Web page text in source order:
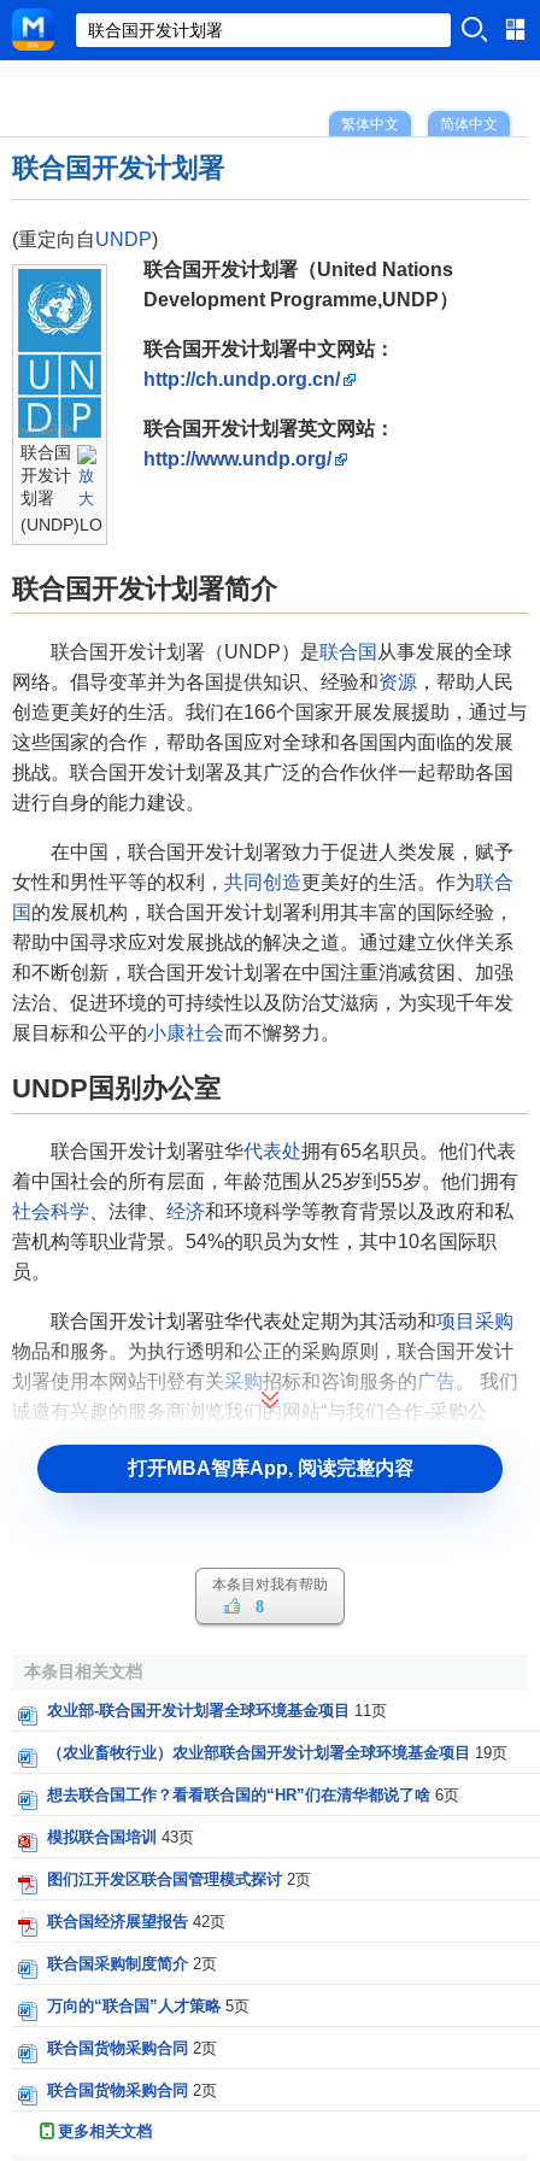
简体中文
繁体中文
联合国开发计划署
(重定向自UNDP)
联合国
开发计
划署
(UNDP)LOGO
联合国开发计划署（United Nations
Development Programme,UNDP）
联合国开发计划署中文网站：
http://ch.undp.org.cn/
联合国开发计划署英文网站：
http://www.undp.org/
联合国开发计划署简介
联合国开发计划署（UNDP）是联合国 从事发展的全球
网络。倡导变革并为各国提供知识、经验和资源 ，帮助人民
创造更美好的生活。我们在166个国家开展发展援助，通过与
这些国家的合作，帮助各国应对全球和各国国内面临的发展
挑战。联合国开发计划署及其广泛的合作伙伴一起帮助各国
进行自身的能力建设。
在中国，联合国开发计划署致力于促进人类发展，赋予
女性和男性平等的权利， 共同创造更美好的生活。作为联合
国 的发展机构，联合国开发计划署利用其丰富的国际经验，
帮助中国寻求应对发展挑战的解决之道。通过建立伙伴关系
和不断创新，联合国开发计划署在中国注重消减贫困、加强
法治、促进环境的可持续性以及防治艾滋病，为实现千年发
展目标和公平的小康社会而不懈努力。
UNDP国别办公室
联合国开发计划署驻华代表处拥有65名职员。他们代表
着中国社会的所有层面，年龄范围从25岁到55岁。他们拥有
社会科学、法律、 经济和环境科学等教育背景以及政府和私
营机构等职业背景。54%的职员为女性，其中10名国际职
员。
联合国开发计划署驻华代表处定期为其活动和项目 采购
物品和服务。为执行透明和公正的采购原则，联合国开发计
划署使用本网站刊登有关采购招标和咨询服务的广告。 我们
诚邀有兴趣的服务商浏览我们的网站“与我们合作-采购公
告”。 我们的历史
联合国开发计划署与中国政府于1979年9月签署了标准
业、工业、能源、公共卫生、减贫、经济重建，以及许多交
自1982年以来，联合国开发计划署推出并实施了多年期
开发署已经与中国政府的密切合作伙伴——商务部下属的中
国国际经济技术交流中心——成功完成了5次该框架的实施。
通过这一合作伙伴关系以及数以百计的项目的成功实
施，数千名中国人民接受了
显著进程贡献着力量。
如今，联合国开发计划署在中国推广的项目84%以上是
直接与十多个政府部委、
的。近年来，与其他发展方进行广泛而注重实效的
工作重点。除具体 项目 的实施之外，联合国开发计划署越来
越多地进行高层次的媒体宣传、政策咨询、政府对话和推
广，并为创新项目提供牵线搭桥的方案。
打开MBA智库App, 阅读完整内容
本条目对我有帮助
8
本条目相关文档
农业部-联合国开发计划署全球环境基金项目 11页
（农业畜牧行业）农业部联合国开发计划署全球环境基金项目 19页
想去联合国工作？看看联合国的“HR”们在清华都说了啥 6页
模拟联合国培训 43页
图们江开发区联合国管理模式探讨 2页
联合国经济展望报告 42页
联合国采购制度简介 2页
万向的“联合国”人才策略 5页
联合国货物采购合同 2页
联合国货物采购合同 2页
更多相关文档